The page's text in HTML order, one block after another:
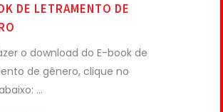
DE LETRAMENTO DE
o download do E-book de
de gênero, clique no
...